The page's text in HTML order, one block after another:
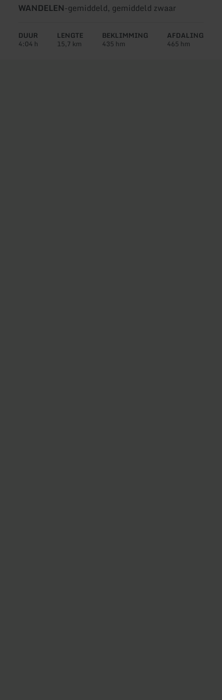
Soort
WANDELEN-Moeilijkheidsgraad:
gemiddeld, gemiddeld zwaar
DUUR
4:04 h
LENGTE
15,7 km
BEKLIMMING
435 hm
AFDALING
465 hm